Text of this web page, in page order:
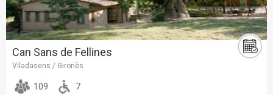
Can Sans de Fellines
Viladasens / Gironès
109 7